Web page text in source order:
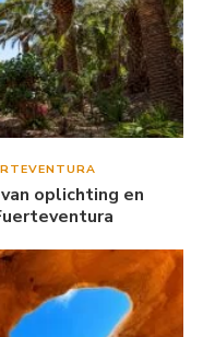
oplichting en